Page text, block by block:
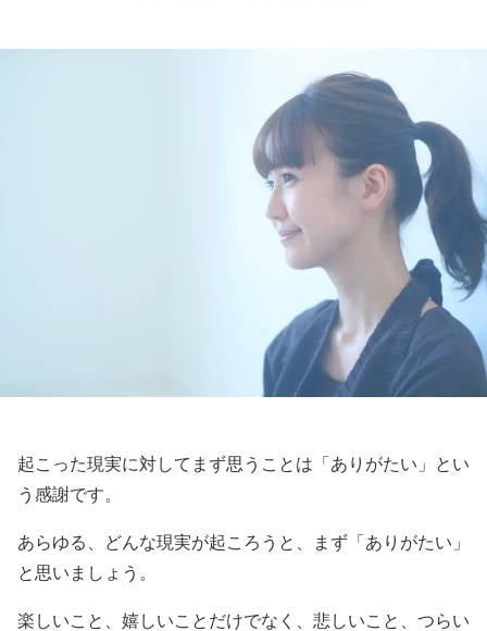
起こった現実に対してまず思うことは「ありがたい」とい
う感謝です。
あらゆる、どんな現実が起ころうと、まず「ありがたい」
と思いましょう。
楽しいこと、嬉しいことだけでなく、悲しいこと、つらい